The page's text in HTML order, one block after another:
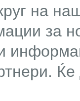
на
за